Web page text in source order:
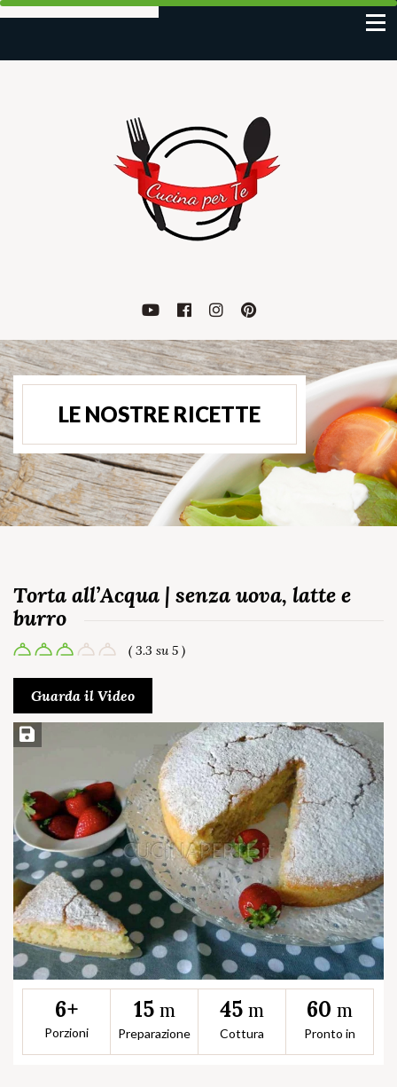
LE NOSTRE RICETTE
Torta all’Acqua | senza uova, latte e
burro
( 3.3 su 5 )
Guarda il Video
Salva ricetta
6+
Porzioni
15 m
Preparazione
45 m
Cottura
60 m
Pronto in